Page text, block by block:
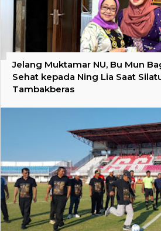
Jelang Muktamar NU, Bu Mun
Sehat kepada Ning Lia Saat
Tambakberas